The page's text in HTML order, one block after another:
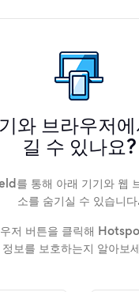
와 브라우저
길 수 있나요?
를 통해 아래 기기와 웹
소를 숨기실 수 있습니
저 버튼을 클릭해
정보를 보호하는지 알아보